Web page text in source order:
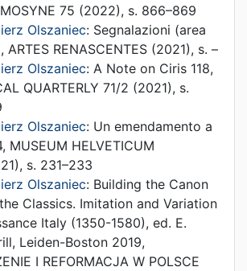
75 (2022), s. 866–869
Olszaniec: Segnalazioni (area
, ARTES RENASCENTES (2021), s. –
Olszaniec: A Note on Ciris 118,
QUARTERLY 71/2 (2021), s.
Olszaniec: Un emendamento a
, MUSEUM HELVETICUM
), s. 231–233
Olszaniec: Building the Canon
Classics. Imitation and Variation
Italy (1350-1580), ed. E.
Leiden-Boston 2019,
I REFORMACJA W POLSCE